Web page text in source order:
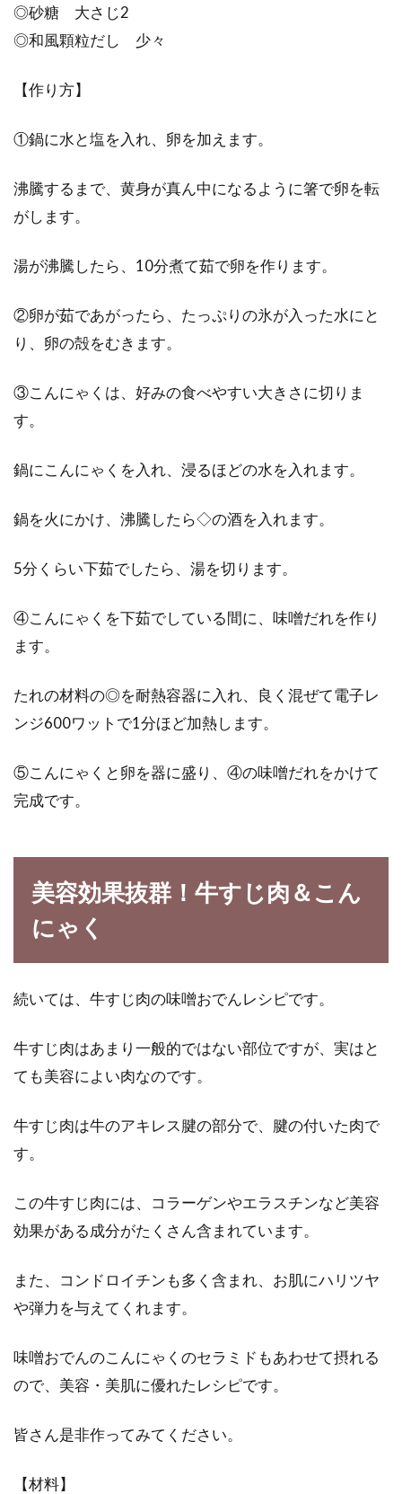
◎砂糖 大さじ2
◎和風顆粒だし 少々
【作り方】
①鍋に水と塩を入れ、卵を加えます。
沸騰するまで、黄身が真ん中になるように箸で卵を転
がします。
湯が沸騰したら、10分煮て茹で卵を作ります。
②卵が茹であがったら、たっぷりの氷が入った水にと
り、卵の殻をむきます。
③こんにゃくは、好みの食べやすい大きさに切りま
す。
鍋にこんにゃくを入れ、浸るほどの水を入れます。
鍋を火にかけ、沸騰したら◇の酒を入れます。
5分くらい下茹でしたら、湯を切ります。
④こんにゃくを下茹でしている間に、味噌だれを作り
ます。
たれの材料の◎を耐熱容器に入れ、良く混ぜて電子レ
ンジ600ワットで1分ほど加熱します。
⑤こんにゃくと卵を器に盛り、④の味噌だれをかけて
完成です。
美容効果抜群！牛すじ肉＆こん
にゃく
続いては、牛すじ肉の味噌おでんレシピです。
牛すじ肉はあまり一般的ではない部位ですが、実はと
ても美容によい肉なのです。
牛すじ肉は牛のアキレス腱の部分で、腱の付いた肉で
す。
この牛すじ肉には、コラーゲンやエラスチンなど美容
効果がある成分がたくさん含まれています。
また、コンドロイチンも多く含まれ、お肌にハリツヤ
や弾力を与えてくれます。
味噌おでんのこんにゃくのセラミドもあわせて摂れる
ので、美容・美肌に優れたレシピです。
皆さん是非作ってみてください。
【材料】